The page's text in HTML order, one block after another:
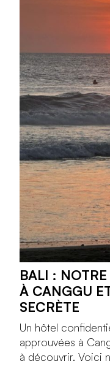
BALI : NOTRE
À CANGGU
SECRÈTE
Un hôtel
approuvées à
à découvrir. Voici